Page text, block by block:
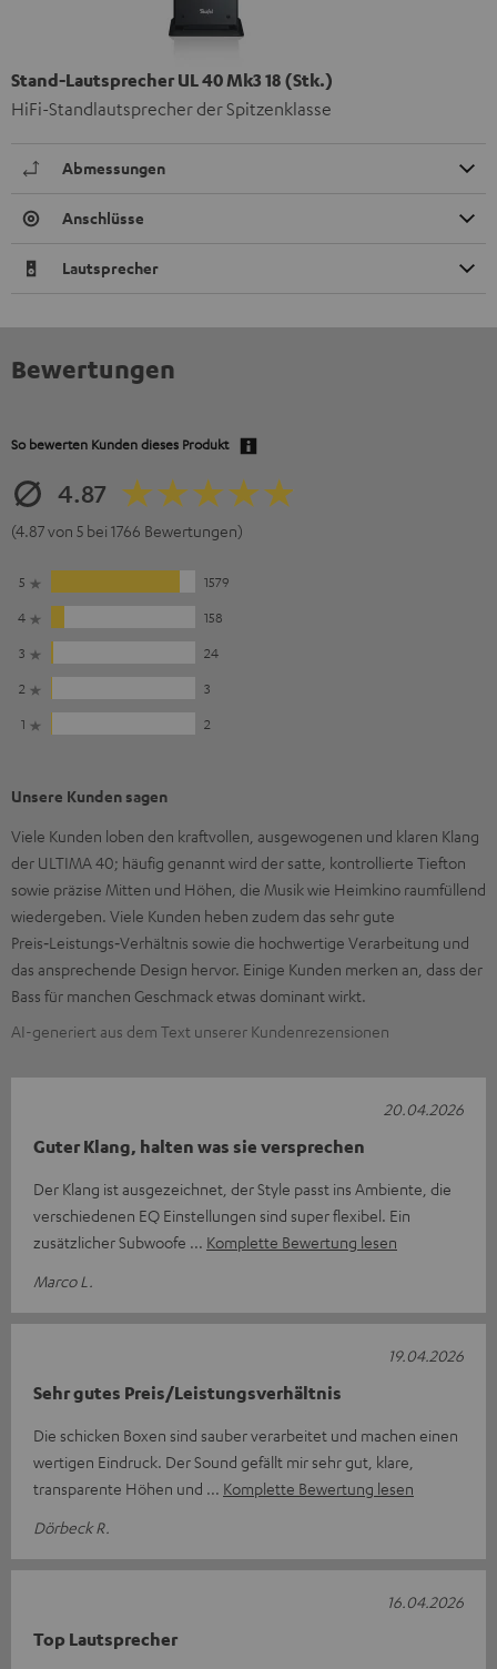
Stand-Lautsprecher UL 40 Mk3 18 (Stk.)
HiFi-Standlautsprecher der Spitzenklasse
Abmessungen
Anschlüsse
Lautsprecher
Bewertungen
So bewerten Kunden dieses Produkt
4.87
(4.87 von 5 bei 1766 Bewertungen)
5
1579
4
158
3
24
2
3
1
2
Unsere Kunden sagen
Viele Kunden loben den kraftvollen, ausgewogenen und klaren Klang
der ULTIMA 40; häufig genannt wird der satte, kontrollierte Tiefton
sowie präzise Mitten und Höhen, die Musik wie Heimkino raumfüllend
wiedergeben. Viele Kunden heben zudem das sehr gute
Preis‑Leistungs‑Verhältnis sowie die hochwertige Verarbeitung und
das ansprechende Design hervor. Einige Kunden merken an, dass der
Bass für manchen Geschmack etwas dominant wirkt.
AI-generiert aus dem Text unserer Kundenrezensionen
Guter Klang, halten was sie versprechen
Der Klang ist ausgezeichnet, der Style passt ins Ambiente, die
verschiedenen EQ Einstellungen sind super flexibel. Ein
zusätzlicher Subwoofe
Komplette Bewertung lesen
Marco L.
20.04.2026
Sehr gutes Preis/Leistungsverhältnis
Die schicken Boxen sind sauber verarbeitet und machen einen
wertigen Eindruck. Der Sound gefällt mir sehr gut, klare,
transparente Höhen und
Komplette Bewertung lesen
Dörbeck R.
19.04.2026
Top Lautsprecher
16.04.2026